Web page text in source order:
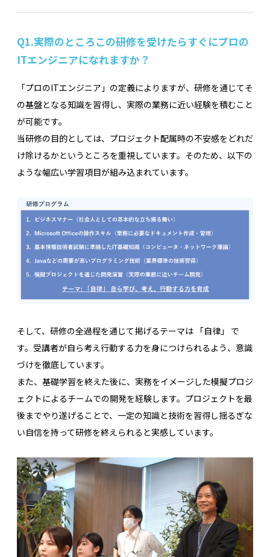
Q1.実際のところこの研修を受けたらすぐにプロの
ITエンジニアになれますか？
「プロのITエンジニア」の定義によりますが、研修を通じてそ
の基盤となる知識を習得し、実際の業務に近い経験を積むこと
が可能です。
当研修の目的としては、プロジェクト配属時の不安感をどれだ
け除けるかというところを重視しています。そのため、以下の
ような幅広い学習項目が組み込まれています。
そして、研修の全過程を通じて掲げるテーマは 「自律」 で
す。受講者が自ら考え行動する力を身につけられるよう、意識
づけを徹底しています。
また、基礎学習を終えた後に、実務をイメージした模擬プロジ
ェクトによるチームでの開発を経験します。プロジェクトを最
後までやり遂げることで、一定の知識と技術を習得し揺るぎな
い自信を持って研修を終えられると実感しています。